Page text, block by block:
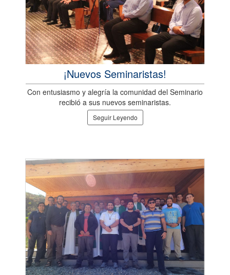
¡Nuevos Seminaristas!
Con entusiasmo y alegría la comunidad del Seminario
recibió a sus nuevos seminaristas.
Seguir Leyendo